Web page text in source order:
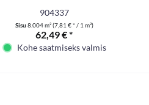
904337
Sisu 8.004 m²(7,81 € * / 1 m²)
62,49 € *
Kohe saatmiseks valmis